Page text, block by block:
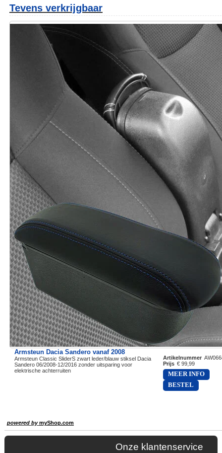
Tevens verkrijgbaar
Armsteun Dacia Sandero vanaf 2008
Armsteun Classic SliderS zwart leder/blauw stiksel Dacia
Sandero 06/2008-12/2016 zonder uitsparing voor
elektrische achterruiten
Artikelnummer
Prijs € 99,99
MEER INFO
BESTEL
powered bymyShop.com
Onze klantenservice